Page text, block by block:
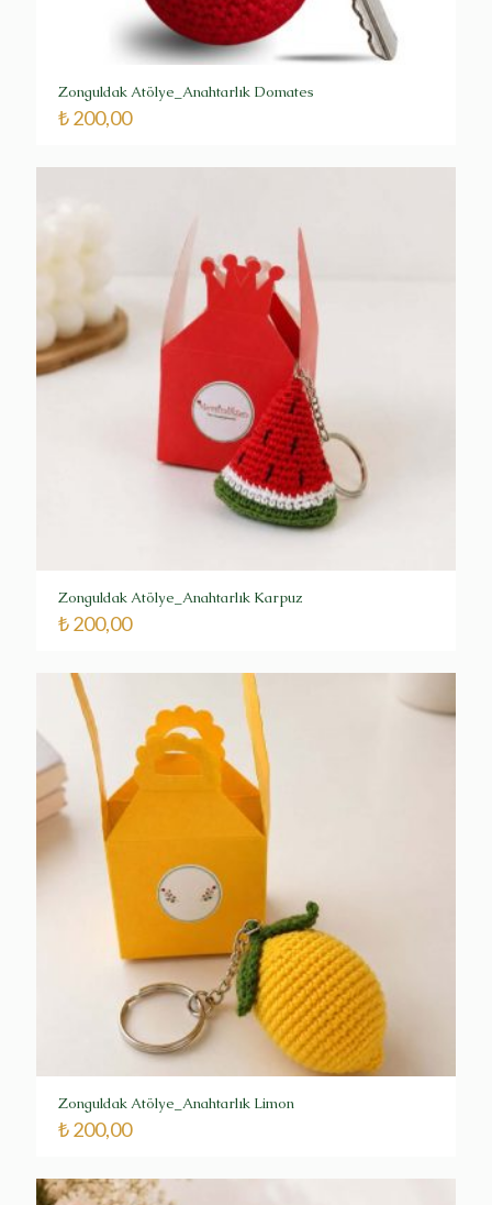
Zonguldak Atölye_Anahtarlık Domates
₺200,00
Zonguldak Atölye_Anahtarlık Karpuz
₺200,00
Zonguldak Atölye_Anahtarlık Limon
₺200,00